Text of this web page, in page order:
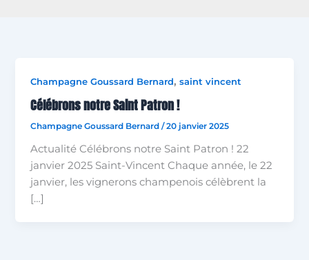
Champagne Goussard Bernard,saint vincent
Célébrons notre Saint Patron !​
Champagne Goussard Bernard/20 janvier 2025
Actualité Célébrons notre Saint Patron ! 22
janvier 2025 Saint-Vincent Chaque année, le 22
janvier, les vignerons champenois célèbrent la
[…]